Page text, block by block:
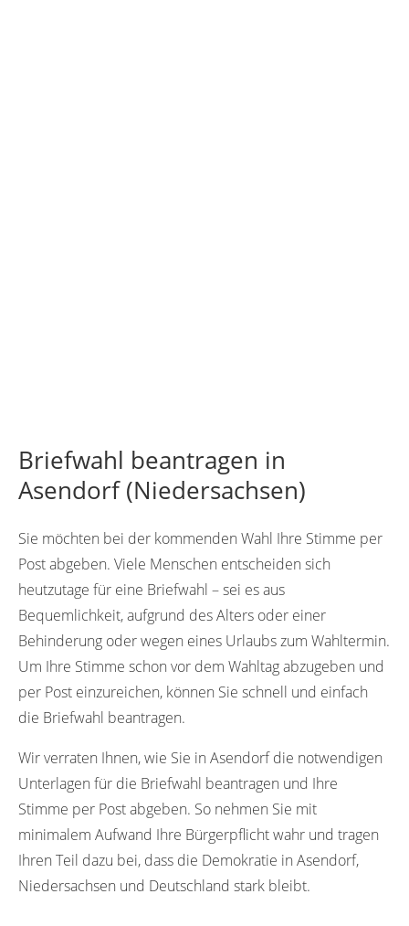
Briefwahl beantragen in
Asendorf (Niedersachsen)
Sie möchten bei der kommenden Wahl Ihre Stimme per
Post abgeben. Viele Menschen entscheiden sich
heutzutage für eine Briefwahl – sei es aus
Bequemlichkeit, aufgrund des Alters oder einer
Behinderung oder wegen eines Urlaubs zum Wahltermin.
Um Ihre Stimme schon vor dem Wahltag abzugeben und
per Post einzureichen, können Sie schnell und einfach
die Briefwahl beantragen.
Wir verraten Ihnen, wie Sie in Asendorf die notwendigen
Unterlagen für die Briefwahl beantragen und Ihre
Stimme per Post abgeben. So nehmen Sie mit
minimalem Aufwand Ihre Bürgerpflicht wahr und tragen
Ihren Teil dazu bei, dass die Demokratie in Asendorf,
Niedersachsen und Deutschland stark bleibt.